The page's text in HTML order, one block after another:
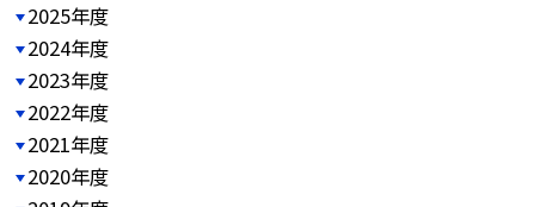
2025年度
2024年度
2023年度
2022年度
2021年度
2020年度